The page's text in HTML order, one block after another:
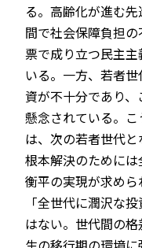
る。高齢化が進む
間で社会保障負担
票で成り立つ民主
いる。一方、若者
資が不十分であり
懸念されている。
は、次の若者世代と
根本解決のために
衡平の実現が求め
「全世代に潤沢な
はない。世代間の